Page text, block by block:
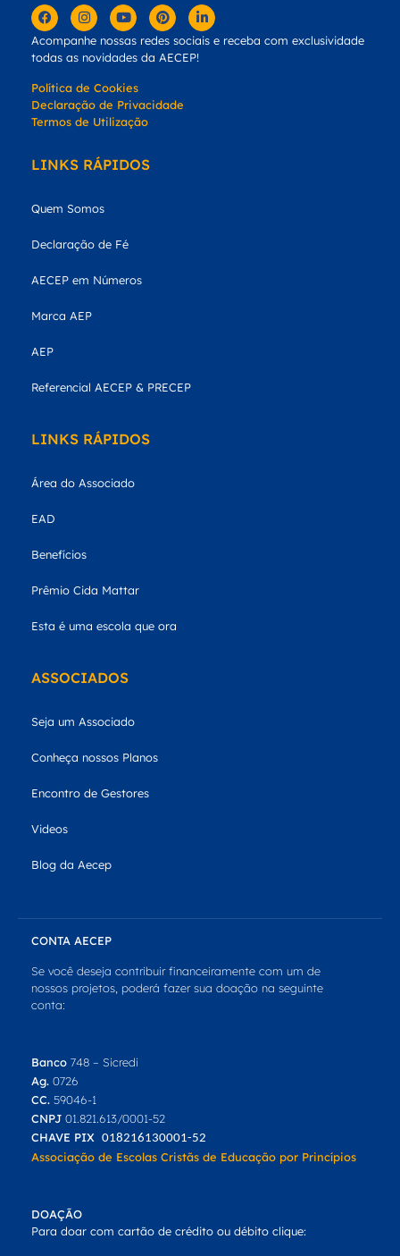
Acompanhe nossas redes sociais e receba com exclusividade
todas as novidades da AECEP!
Política de Cookies
Declaração de Privacidade
Termos de Utilização
LINKS RÁPIDOS
Quem Somos
Declaração de Fé
AECEP em Números
Marca AEP
AEP
Referencial AECEP & PRECEP
LINKS RÁPIDOS
Área do Associado
EAD
Benefícios
Prêmio Cida Mattar
Esta é uma escola que ora
ASSOCIADOS
Seja um Associado
Conheça nossos Planos
Encontro de Gestores
Videos
Blog da Aecep
CONTA AECEP
Se você deseja contribuir financeiramente com um de
nossos projetos, poderá fazer sua doação na seguinte
conta:
Banco 748 – Sicredi
Ag. 0726
CC. 59046-1
CNPJ 01.821.613/0001-52
CHAVE PIX 018216130001-52
Associação de Escolas Cristãs de Educação por Princípios
DOAÇÃO
Para doar com cartão de crédito ou débito clique: